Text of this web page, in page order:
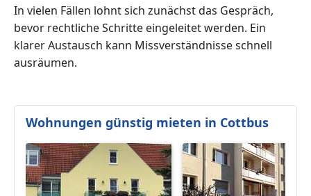
In vielen Fällen lohnt sich zunächst das Gespräch,
bevor rechtliche Schritte eingeleitet werden. Ein
klarer Austausch kann Missverständnisse schnell
ausräumen.
Wohnungen günstig mieten in Cottbus